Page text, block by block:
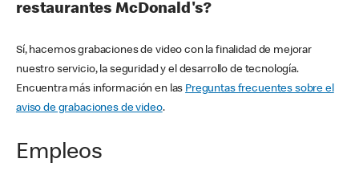
restaurantes McDonald's?
Sí, hacemos grabaciones de video con la finalidad de mejorar
nuestro servicio, la seguridad y el desarrollo de tecnología.
Encuentra más información en las Preguntas frecuentes sobre el
aviso de grabaciones de video.
Empleos